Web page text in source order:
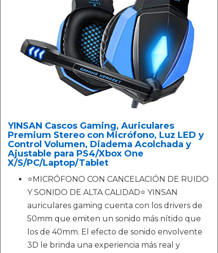
YINSAN Cascos Gaming, Auriculares
Premium Stereo con Micrófono, Luz LED y
Control Volumen, Diadema Acolchada y
Ajustable para PS4/Xbox One
X/S/PC/Laptop/Tablet
⭐MICRÓFONO CON CANCELACIÓN DE RUIDO
Y SONIDO DE ALTA CALIDAD⭐ YINSAN
auriculares gaming cuenta con los drivers de
50mm que emiten un sonido más nítido que
los de 40mm. El efecto de sonido envolvente
3D le brinda una experiencia más real y